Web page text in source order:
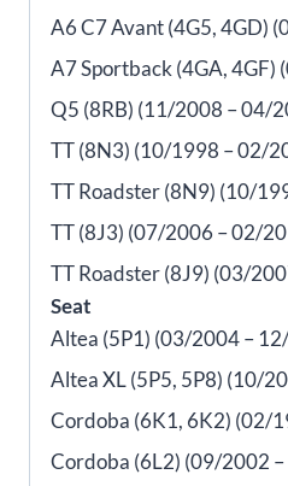
A6 C7 Avant (4G5, 4GD)
A7 Sportback (4GA,
Q5 (8RB) (11/2008 – 04/
TT (8N3) (10/1998 – 02/
TT Roadster (8N9) (10/
TT (8J3) (07/2006 – 02/
TT Roadster (8J9) (03/
Seat
Altea (5P1) (03/2004 –
Altea XL (5P5, 5P8) (10/
Cordoba (6K1, 6K2) (02/
Cordoba (6L2) (09/2002